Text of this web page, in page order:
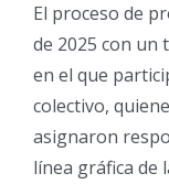
El proceso de
de 2025 con un
en el que
colectivo,
asignaron
línea gráfica de